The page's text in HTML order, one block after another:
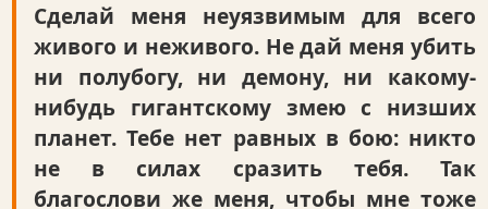
Сделай меня неуязвимым для всего
живого и неживого. Не дай меня убить
ни полубогу, ни демону, ни какому-
нибудь гигантскому змею с низших
планет. Тебе нет равных в бою: никто
не в силах сразить тебя. Так
благослови же меня, чтобы мне тоже